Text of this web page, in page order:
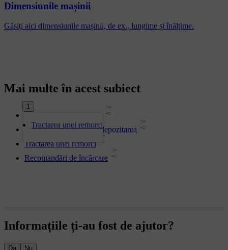
1
Tractarea unei remorci
Dimensiunile mașinii
Găsiți aici dimensiunile mașinii, de ex., lungime și înălțime.
Mai multe în acest subiect
Spațiul portbagajului și depozitarea
Tractarea unei remorci
Recomandări de încărcare
Informațiile ți-au fost de ajutor?
Da Nu